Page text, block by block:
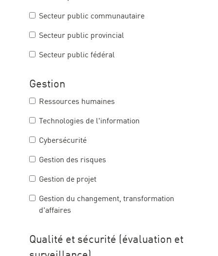
Secteur public communautaire
Secteur public provincial
Secteur public fédéral
Gestion
Ressources humaines
Technologies de l'information
Cybersécurité
Gestion des risques
Gestion de projet
Gestion du changement,­ transformation
d'affaires
Qualité et sécurité (évaluation et